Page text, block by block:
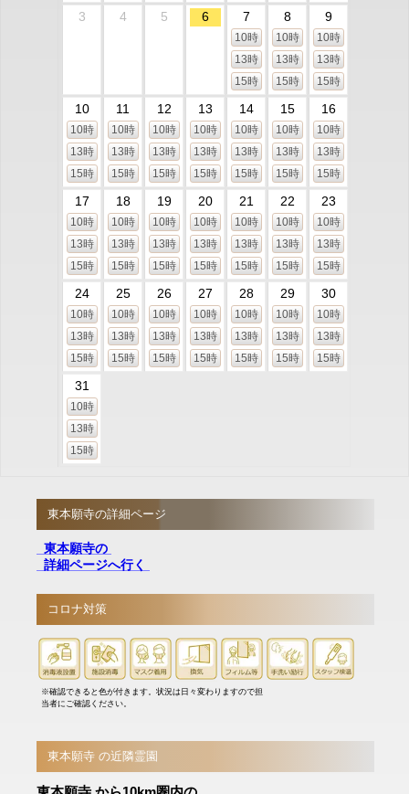
3
4 5 6 7
10時
13時
15時
8
10時
13時
15時
9
10時
13時
15時
10
10時
13時
15時
11
10時
13時
15時
12
10時
13時
15時
13
10時
13時
15時
14
10時
13時
15時
15
10時
13時
15時
16
10時
13時
15時
17
10時
13時
15時
18
10時
13時
15時
19
10時
13時
15時
20
10時
13時
15時
21
10時
13時
15時
22
10時
13時
15時
23
10時
13時
15時
24
10時
13時
15時
25
10時
13時
15時
26
10時
13時
15時
27
10時
13時
15時
28
10時
13時
15時
29
10時
13時
15時
30
10時
13時
15時
31
10時
13時
15時
東本願寺の詳細ページ
東本願寺の
詳細ページへ行く
コロナ対策
※確認できると色が付きます。状況は日々変わりますので担
当者にご確認ください。
東本願寺 の近隣霊園